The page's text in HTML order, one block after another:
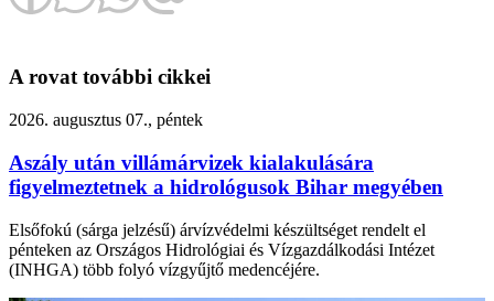
A rovat további cikkei
2026. augusztus 07., péntek
Aszály után villámárvizek kialakulására
figyelmeztetnek a hidrológusok Bihar megyében
Elsőfokú (sárga jelzésű) árvízvédelmi készültséget rendelt el
pénteken az Országos Hidrológiai és Vízgazdálkodási Intézet
(INHGA) több folyó vízgyűjtő medencéjére.